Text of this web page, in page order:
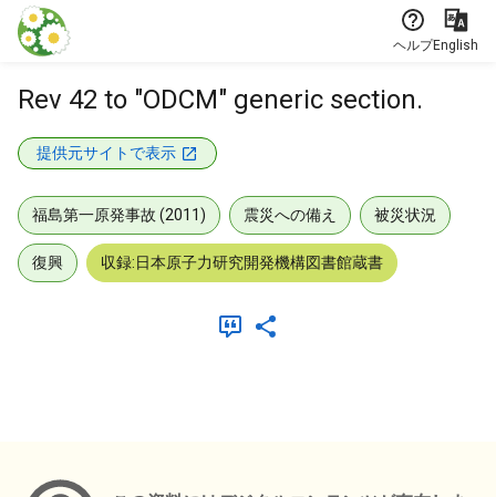
本文に飛ぶ
ヘルプEnglish
Rev 42 to "ODCM" generic section.
提供元サイトで表示
福島第一原発事故 (2011) 震災への備え 被災状況
復興 収録:日本原子力研究開発機構図書館蔵書